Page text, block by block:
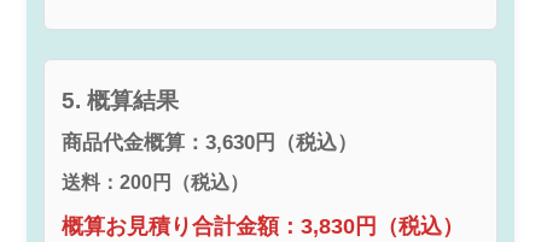
5. 概算結果
商品代金概算：3,630円（税込）
送料：200円（税込）
概算お見積り合計金額：3,830円（税込）